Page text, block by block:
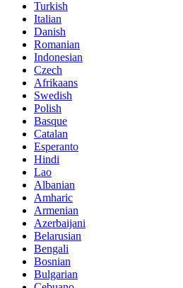
Turkish
Italian
Danish
Romanian
Indonesian
Czech
Afrikaans
Swedish
Polish
Basque
Catalan
Esperanto
Hindi
Lao
Albanian
Amharic
Armenian
Azerbaijani
Belarusian
Bengali
Bosnian
Bulgarian